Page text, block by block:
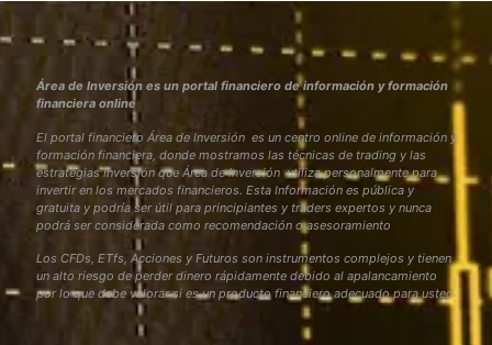
Área de Inversión es un portal financiero de información y formación
financiera online
El portal financiero Área de Inversión es un centro online de información y
formación financiera, donde mostramos las técnicas de trading y las
estrategias inversión que Área de Inversión utiliza personalmente para
invertir en los mercados financieros. Esta Información es pública y
gratuita y podría ser útil para principiantes y traders expertos y nunca
podrá ser considerada como recomendación o asesoramiento
Los CFDs, ETfs, Acciones y Futuros son instrumentos complejos y tienen
un alto riesgo de perder dinero rápidamente debido al apalancamiento
por lo que debe valorar si es un producto financiero adecuado para usted